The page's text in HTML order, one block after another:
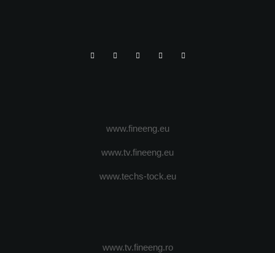
www.fineeng.eu
www.tv.fineeng.eu
www.techs-tock.eu
www.tv.fineeng.ro